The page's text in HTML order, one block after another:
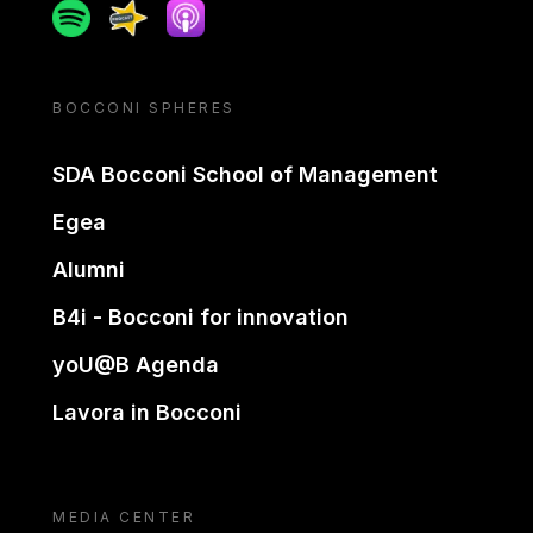
SpotifySpreakerApple podcast
BOCCONI SPHERES
SDA Bocconi School of Management
Egea
Alumni
B4i - Bocconi for innovation
yoU@B Agenda
Lavora in Bocconi
MEDIA CENTER